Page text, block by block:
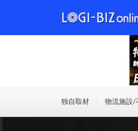
独自取材 物流施設/